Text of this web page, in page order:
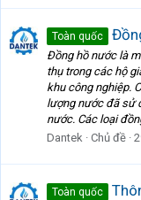
Toàn quốc
Đồng hồ nước là
thụ trong các hộ
khu công nghiệp.
lượng nước đã sử
nước. Các loại
Dantek Chủ đề
Toàn quốc